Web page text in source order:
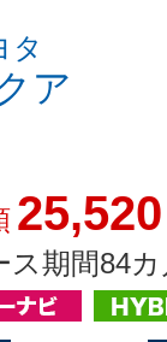
タ
ア
25,520
ス期間84